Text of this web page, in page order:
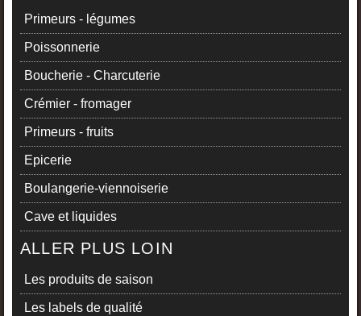
Primeurs - légumes
Poissonnerie
Boucherie - Charcuterie
Crémier - fromager
Primeurs - fruits
Epicerie
Boulangerie-viennoiserie
Cave et liquides
ALLER PLUS LOIN
Les produits de saison
Les labels de qualité